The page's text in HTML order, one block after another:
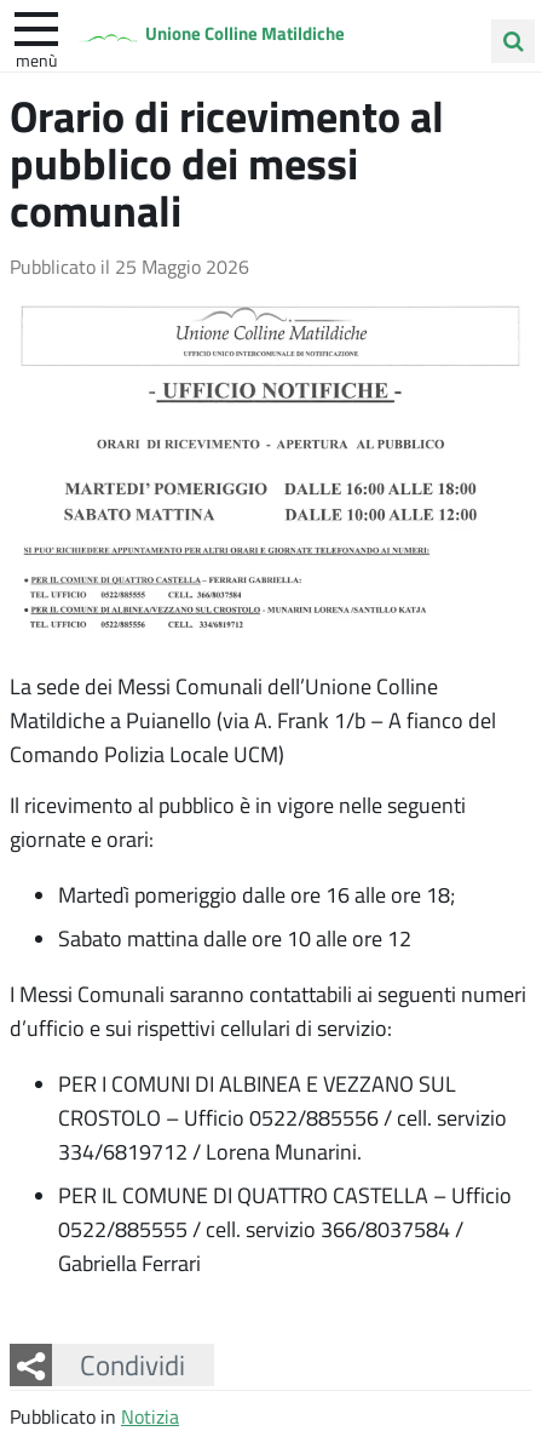
Unione Colline Matildiche
menù
nel
sito
Albinea Quattro Castella Vezzano sul Crostolo
Orario di ricevimento al
pubblico dei messi
comunali
Pubblicato il 25 Maggio 2026
La sede dei Messi Comunali dell’Unione Colline
Matildiche a Puianello (via A. Frank 1/b – A fianco del
Comando Polizia Locale UCM)
Il ricevimento al pubblico è in vigore nelle seguenti
giornate e orari:
Martedì pomeriggio dalle ore 16 alle ore 18;
Sabato mattina dalle ore 10 alle ore 12
I Messi Comunali saranno contattabili ai seguenti numeri
d’ufficio e sui rispettivi cellulari di servizio:
PER I COMUNI DI ALBINEA E VEZZANO SUL
CROSTOLO – Ufficio 0522/885556 / cell. servizio
334/6819712 / Lorena Munarini.
PER IL COMUNE DI QUATTRO CASTELLA – Ufficio
0522/885555 / cell. servizio 366/8037584 /
Gabriella Ferrari
Condividi
Facebook
Twitter
Whatsapp
Pubblicato in Notizia